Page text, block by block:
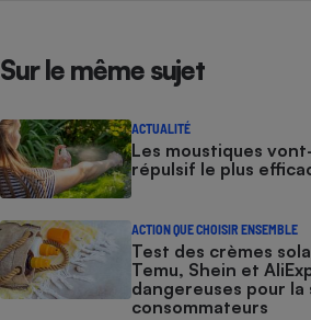
Sur le même sujet
ACTUALITÉ
Les moustiques
répulsif le plus
ACTION QUE CHOISIR ENSEMBLE
Test des crèmes
Temu, Shein et
dangereuses pour la
consommateurs